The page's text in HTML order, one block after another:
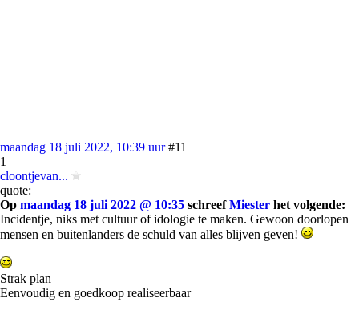
maandag 18 juli 2022, 10:39 uur #11
1
cloontjevan...
quote:
Op maandag 18 juli 2022 @ 10:35 schreefMiester het volgende:
Incidentje, niks met cultuur of idologie te maken. Gewoon doorlopen
mensen en buitenlanders de schuld van alles blijven geven!
Strak plan
Eenvoudig en goedkoop realiseerbaar